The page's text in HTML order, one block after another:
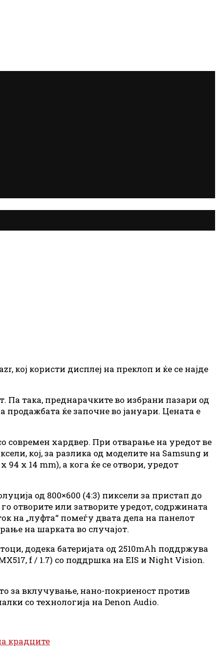
кој користи дисплеј на преклоп и ќе се најде
Па така, преднарачките во избрани пазари од
продажбата ќе започне во јануари. Цената е
современ хардвер. При отварање на уредот ве
кој, за разлика од моделите на Samsung и
x 14 mm), а кога ќе се отвори, уредот
од 800×600 (4:3) пиксели за пристап до
отворите или затворите уредот, содржината
на „луфта“ помеѓу двата дела на панелот
на шарката во случајот.
додека батеријата од 2510mAh поддржува
f / 1.7) со поддршка на EIS и Night Vision.
за вклучување, нано-покриеност против
со технологија на Denon Audio.
крадците